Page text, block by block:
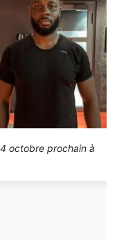
octobre prochain à